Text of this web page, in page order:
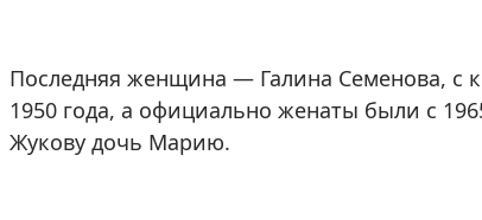
Последняя женщина — Галина Семенова, с
1950 года, а официально женаты были с
Жукову дочь Марию.